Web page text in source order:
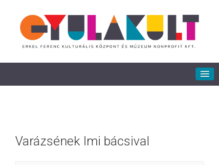
Varázsének Imi bácsival